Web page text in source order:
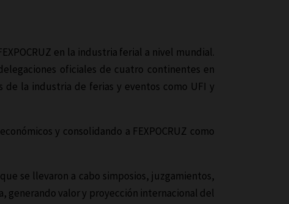
en la industria ferial a nivel mundial.
oficiales de cuatro continentes en
de la industria de ferias y eventos como UFI y
y consolidando a FEXPOCRUZ como
se llevaron a cabo simposios, juzgamientos,
generando valor y proyección internacional del